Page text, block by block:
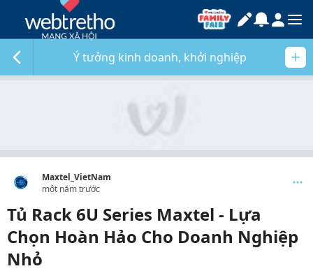
Ý tưởng kinh doanh, khởi nghiệp
Maxtel_VietNam
một năm trước
Tủ Rack 6U Series Maxtel - Lựa
Chọn Hoàn Hảo Cho Doanh Nghiệp
Nhỏ